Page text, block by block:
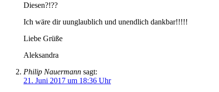
Diesen?!??
Ich wäre dir uunglaublich und unendlich dankbar!!!!!
Liebe Grüße
Aleksandra
Philip Nauermann sagt:
21. Juni 2017 um 18:36 Uhr